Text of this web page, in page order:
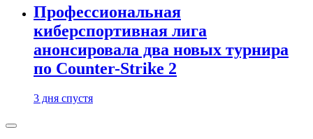
Профессиональная
киберспортивная лига
анонсировала два новых турнира
по Counter-Strike 2
3 дня спустя